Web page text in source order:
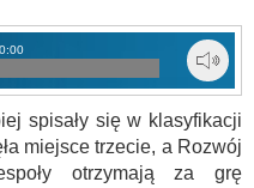
spisały się w klasyfikacji
miejsce trzecie, a Rozwój
otrzymają za grę